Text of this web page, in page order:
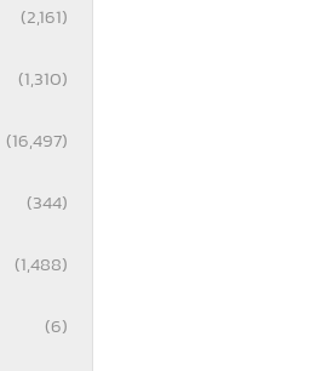
(2,161)
(1,310)
(16,497)
(344)
(1,488)
(6)